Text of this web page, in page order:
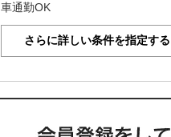
車通勤OK
さらに詳しい条件を指定する